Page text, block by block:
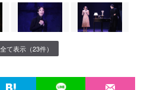
て表示（23件）